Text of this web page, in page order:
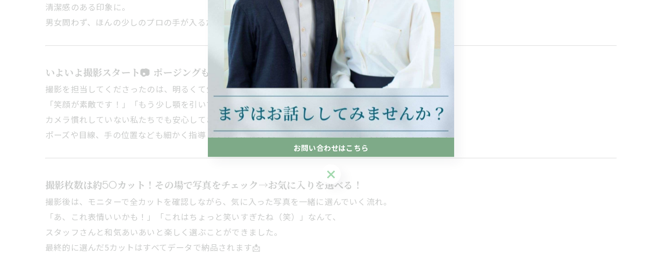
清潔感のある印象に。
男女問わず、ほんの少しのプロの手が入るだけで、写真の仕上がりは本当に変わります！
いよいよ撮影スタート📷 ポージングも全部お任せでOK！
撮影を担当してくださったのは、明るくて気さくな女性のカメラマンさん。
「笑顔が素敵です！」「もう少し顎を引いて〜」など、終始リラックスした空気で声をかけてくださり、
カメラ慣れしていない私たちでも安心してお任せできました。
ポーズや目線、手の位置なども細かく指導してもらえるので、「写真が苦手…」という方にもおすすめです。
撮影枚数は約50カット！その場で写真をチェック→お気に入りを選べる！
撮影後は、モニターで全カットを確認しながら、気に入った写真を一緒に選んでいく流れ。
「あ、これ表情いいかも！」「これはちょっと笑いすぎたね（笑）」なんて、
スタッフさんと和気あいあいと楽しく選ぶことができました。
最終的に選んだ5カットはすべてデータで納品されます📩
お問い合わせはこちら
お問い合わせはこちら